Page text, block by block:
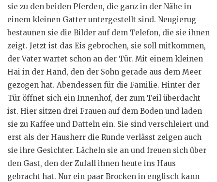
sie zu den beiden Pferden, die ganz in der Nähe in
einem kleinen Gatter untergestellt sind. Neugierug
bestaunen sie die Bilder auf dem Telefon, die sie ihnen
zeigt. Jetzt ist das Eis gebrochen, sie soll mitkommen,
der Vater wartet schon an der Tür. Mit einem kleinen
Hai in der Hand, den der Sohn gerade aus dem Meer
gezogen hat. Abendessen für die Familie. Hinter der
Tür öffnet sich ein Innenhof, der zum Teil überdacht
ist. Hier sitzen drei Frauen auf dem Boden und laden
sie zu Kaffee und Datteln ein. Sie sind verschleiert und
erst als der Hausherr die Runde verlässt zeigen auch
sie ihre Gesichter. Lächeln sie an und freuen sich über
den Gast, den der Zufall ihnen heute ins Haus
gebracht hat. Nur ein paar Brocken in englisch kann